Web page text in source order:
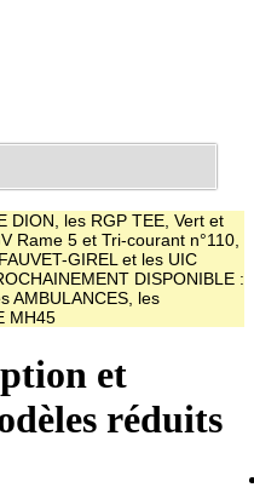
DION, les RGP TEE, Vert et
Rame 5 et Tri-courant n°110,
GIREL et les UIC
DISPONIBLE :
AMBULANCES, les
MH45
et
réduits